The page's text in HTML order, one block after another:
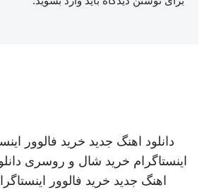
دانلود اهنگ جدید خرید فالوور
اینستاگرام خرید شال و روسری
اهنگ جدید خرید فالوور